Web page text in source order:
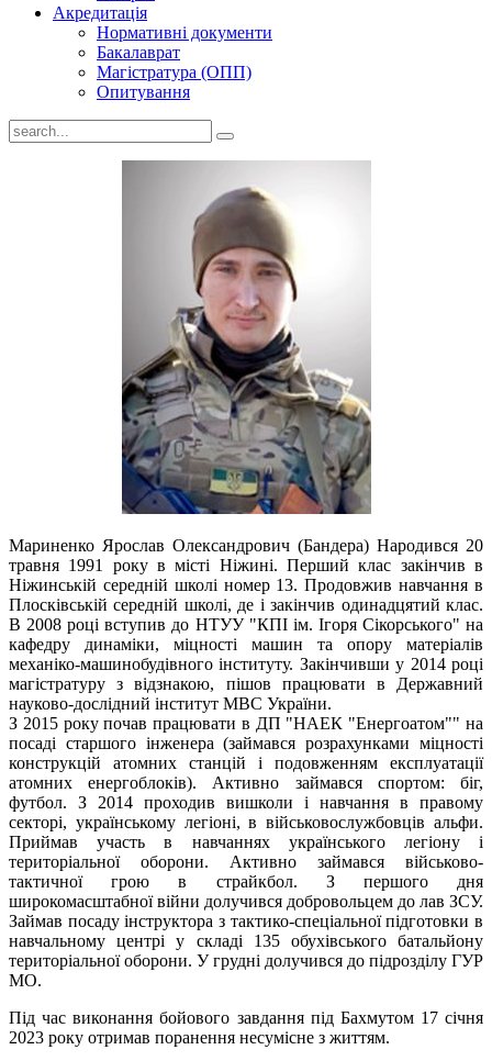
Акредитація
Нормативні документи
Бакалаврат
Магістратура (ОПП)
Опитування
Мариненко Ярослав Олександрович (Бандера) Народився 20
травня 1991 року в місті Ніжині. Перший клас закінчив в
Ніжинській середній школі номер 13. Продовжив навчання в
Плосківській середній школі, де і закінчив одинадцятий клас.
В 2008 році вступив до НТУУ "КПІ ім. Ігоря Сікорського" на
кафедру динаміки, міцності машин та опору матеріалів
механіко-машинобудівного інституту. Закінчивши у 2014 році
магістратуру з відзнакою, пішов працювати в Державний
науково-дослідний інститут МВС України.
З 2015 року почав працювати в ДП "НАЕК "Енергоатом"" на
посаді старшого інженера (займався розрахунками міцності
конструкцій атомних станцій і подовженням експлуатації
атомних енергоблоків). Активно займався спортом: біг,
футбол. З 2014 проходив вишколи і навчання в правому
секторі, українському легіоні, в військовослужбовців альфи.
Приймав участь в навчаннях українського легіону і
територіальної оборони. Активно займався військово-
тактичної грою в страйкбол. З першого дня
широкомасштабної війни долучився добровольцем до лав ЗСУ.
Займав посаду інструктора з тактико-спеціальної підготовки в
навчальному центрі у складі 135 обухівського батальйону
територіальної оборони. У грудні долучився до підрозділу ГУР
МО.
Під час виконання бойового завдання під Бахмутом 17 січня
2023 року отримав поранення несумісне з життям.